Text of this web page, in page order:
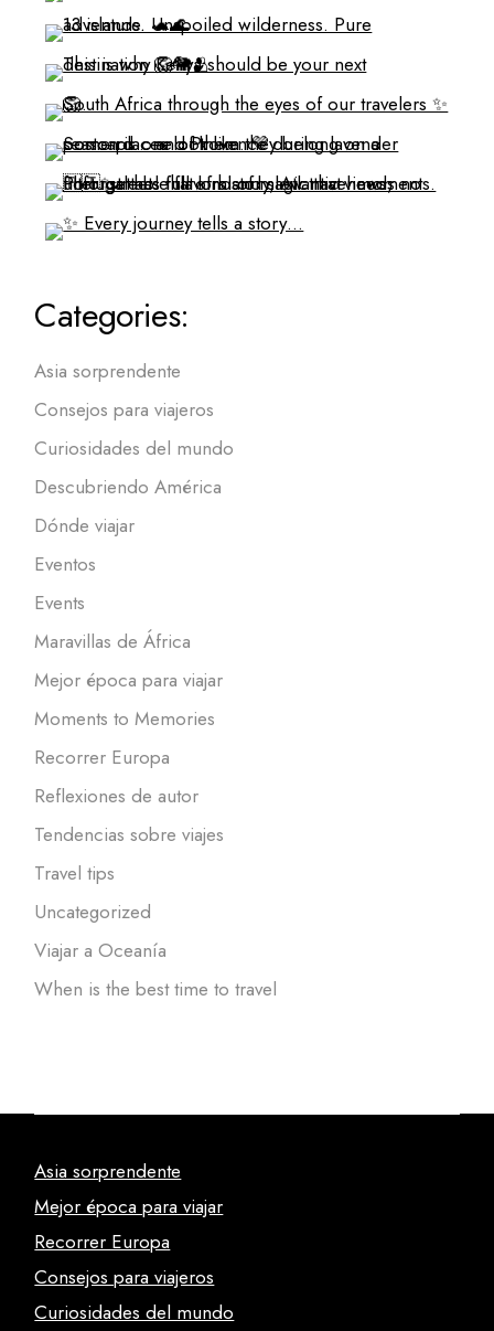
Categories:
Asia sorprendente
Consejos para viajeros
Curiosidades del mundo
Descubriendo América
Dónde viajar
Eventos
Events
Maravillas de África
Mejor época para viajar
Moments to Memories
Recorrer Europa
Reflexiones de autor
Tendencias sobre viajes
Travel tips
Uncategorized
Viajar a Oceanía
When is the best time to travel
Asia sorprendente
Mejor época para viajar
Recorrer Europa
Consejos para viajeros
Curiosidades del mundo